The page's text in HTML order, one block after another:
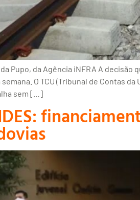
Pupo, da Agência iNFRA A
O TCU (Tribunal de Contas
sem […]